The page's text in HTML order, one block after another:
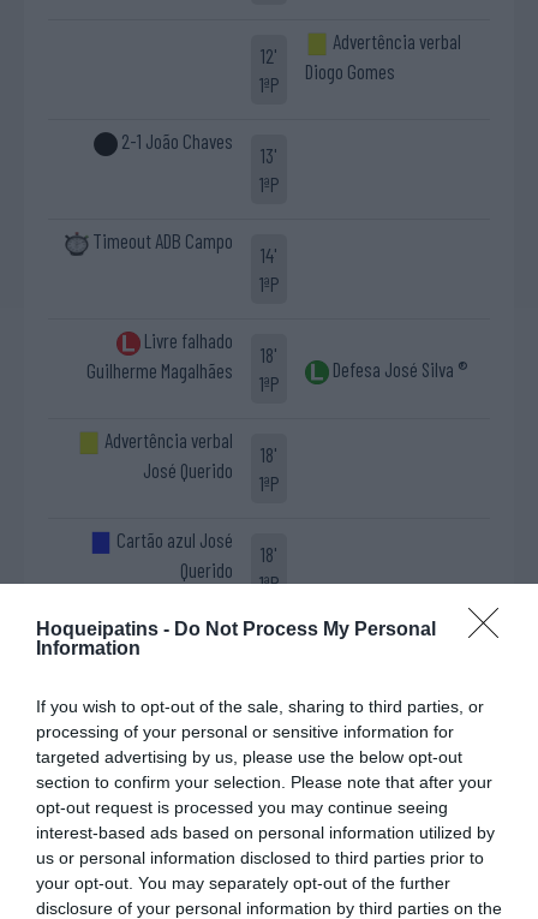
Hoqueipatins - Do Not Process My Personal
Information
If you wish to opt-out of the sale, sharing to third parties, or
processing of your personal or sensitive information for
targeted advertising by us, please use the below opt-out
section to confirm your selection. Please note that after your
opt-out request is processed you may continue seeing
interest-based ads based on personal information utilized by
us or personal information disclosed to third parties prior to
your opt-out. You may separately opt-out of the further
disclosure of your personal information by third parties on the
12'
1ªP
Advertência verbal
Diogo Gomes
2-1 João Chaves
13'
1ªP
Timeout ADB Campo
14'
1ªP
Livre falhado
Guilherme Magalhães
18'
1ªP
Defesa José Silva ®
Advertência verbal
José Querido
18'
1ªP
Cartão azul José
Querido
18'
1ªP
Gouveia ®
Livre falhado Diogo
Fim da 1ª parte.
Início da 2ª parte.
3-1 Simão Dantas
3'
2ªP